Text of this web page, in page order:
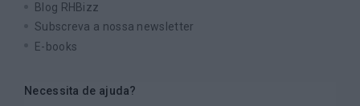
Blog RHBizz
Subscreva a nossa newsletter
E-books
Necessita de ajuda?